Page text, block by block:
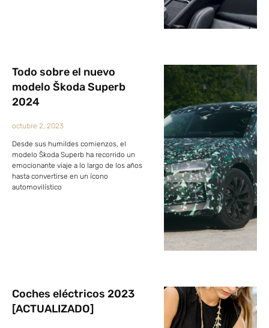
Todo sobre el nuevo
modelo Škoda Superb
2024
octubre 2, 2023
Desde sus humildes comienzos, el
modelo Škoda Superb ha recorrido un
emocionante viaje a lo largo de los años
hasta convertirse en un ícono
automovilístico
Coches eléctricos 2023
[ACTUALIZADO]